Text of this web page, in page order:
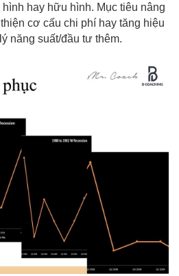
hay hữu hình. Mục tiêu nâng
cơ cấu chi phí hay tăng hiệu
năng suất/đầu tư thêm.